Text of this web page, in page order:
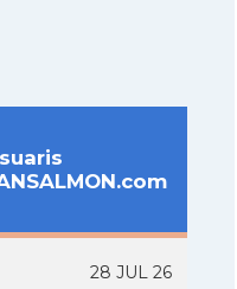
28 JUL 26